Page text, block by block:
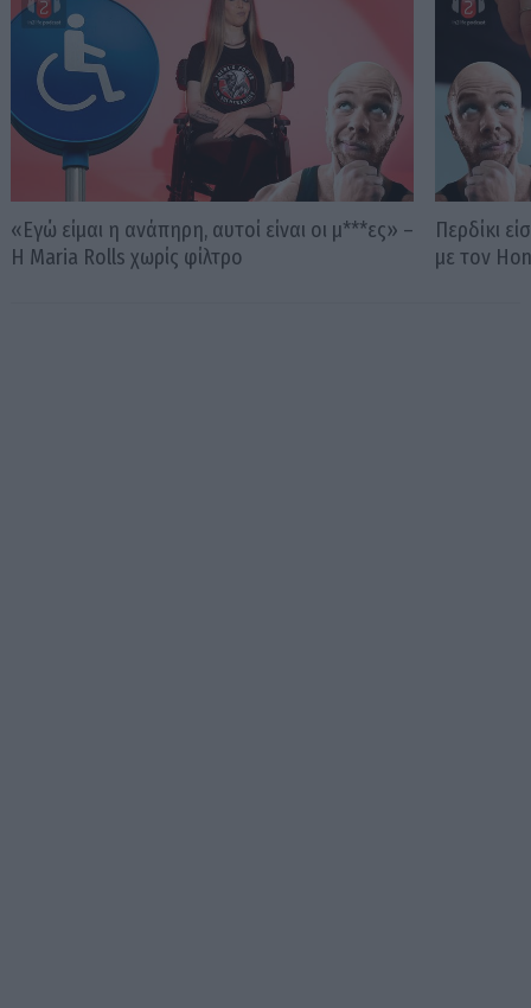
«Εγώ είμαι η ανάπηρη, αυτοί είναι οι μ***ες» –
Η Maria Rolls χωρίς φίλτρο
Περδίκι
με τον